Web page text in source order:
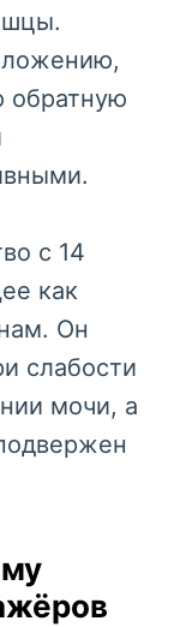
обратную
с 14
как
Он
слабости
мочи, а